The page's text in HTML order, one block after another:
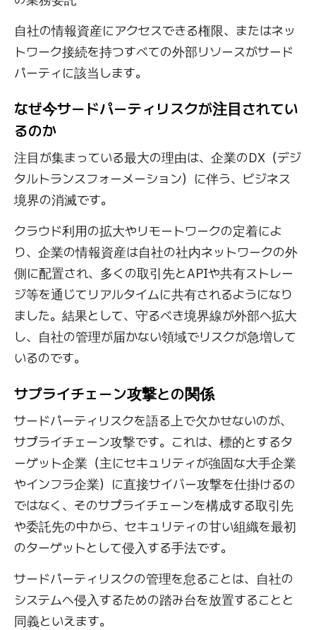
自社の情報資産にアクセスできる権限、またはネッ
トワーク接続を持つすべての外部リソースがサード
パーティに該当します。
なぜ今サードパーティリスクが注目されてい
るのか
注目が集まっている最大の理由は、企業のDX（デジ
タルトランスフォーメーション）に伴う、ビジネス
境界の消滅です。
クラウド利用の拡大やリモートワークの定着によ
り、企業の情報資産は自社の社内ネットワークの外
側に配置され、多くの取引先とAPIや共有ストレー
ジ等を通じてリアルタイムに共有されるようになり
ました。結果として、守るべき境界線が外部へ拡大
し、自社の管理が届かない領域でリスクが急増して
いるのです。
サプライチェーン攻撃との関係
サードパーティリスクを語る上で欠かせないのが、
サプライチェーン攻撃です。これは、標的とするタ
ーゲット企業（主にセキュリティが強固な大手企業
やインフラ企業）に直接サイバー攻撃を仕掛けるの
ではなく、そのサプライチェーンを構成する取引先
や委託先の中から、セキュリティの甘い組織を最初
のターゲットとして侵入する手法です。
サードパーティリスクの管理を怠ることは、自社の
システムへ侵入するための踏み台を放置することと
同義といえます。